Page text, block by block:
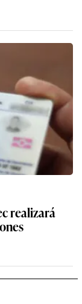
realizará